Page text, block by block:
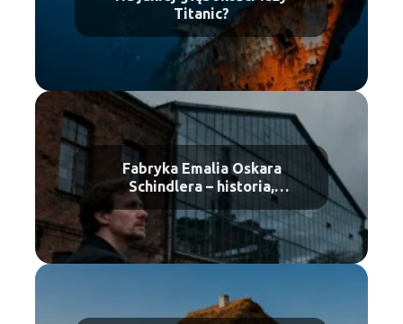
Titanic?
Fabryka Emalia Oskara
Schindlera – historia,
zwiedzanie, bilety